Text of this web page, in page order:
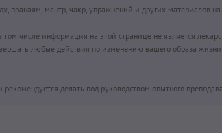
пранаям, мантр, чакр, упражнений и других материалов
числе информация на этой странице не является
любые действия по изменению вашего образа
делать под руководством опытного